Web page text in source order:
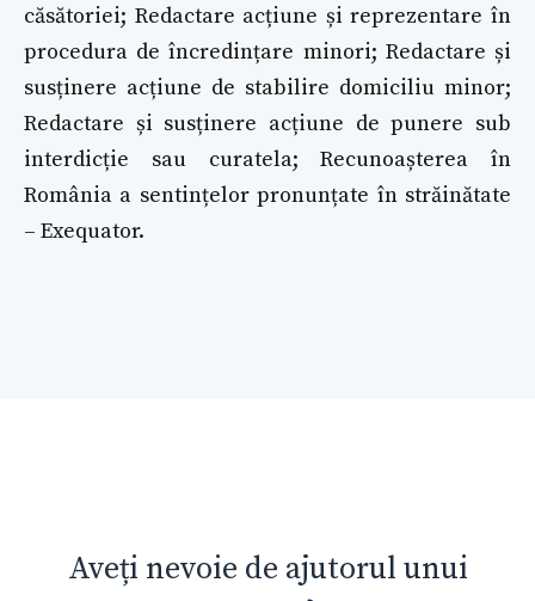
căsătoriei; Redactare acțiune și reprezentare în
procedura de încredințare minori; Redactare și
susținere acțiune de stabilire domiciliu minor;
Redactare și susținere acțiune de punere sub
interdicție sau curatela; Recunoașterea în
România a sentințelor pronunțate în străinătate
– Exequator.
Aveți nevoie de ajutorul unui